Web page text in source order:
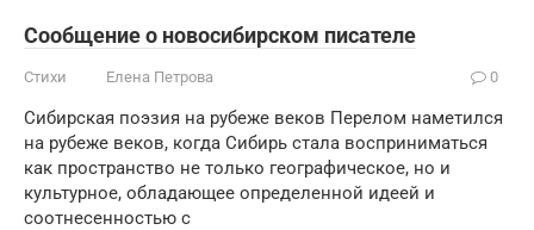
Сообщение о новосибирском писателе
Стихи Елена Петрова 0
Сибирская поэзия на рубеже веков Перелом наметился
на рубеже веков, когда Сибирь стала восприниматься
как пространство не только географическое, но и
культурное, обладающее определенной идеей и
соотнесенностью с